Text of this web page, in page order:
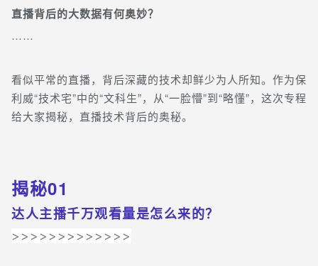
直播背后的大数据有何奥妙？
……
看似平常的直播，背后深藏的技术却鲜少为人所知。作为保
利威“技术宅”中的“文科生”，从“一脸懵”到“略懂”，这次专程
给大家揭秘，直播技术背后的奥秘。
揭秘01
达人主播千万观看量是怎么来的？
>>>>>>>>>>>>>